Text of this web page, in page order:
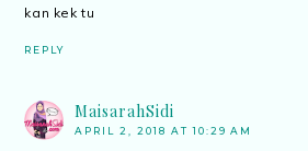
kan kek tu
REPLY
MaisarahSidi
APRIL 2, 2018 AT 10:29 AM